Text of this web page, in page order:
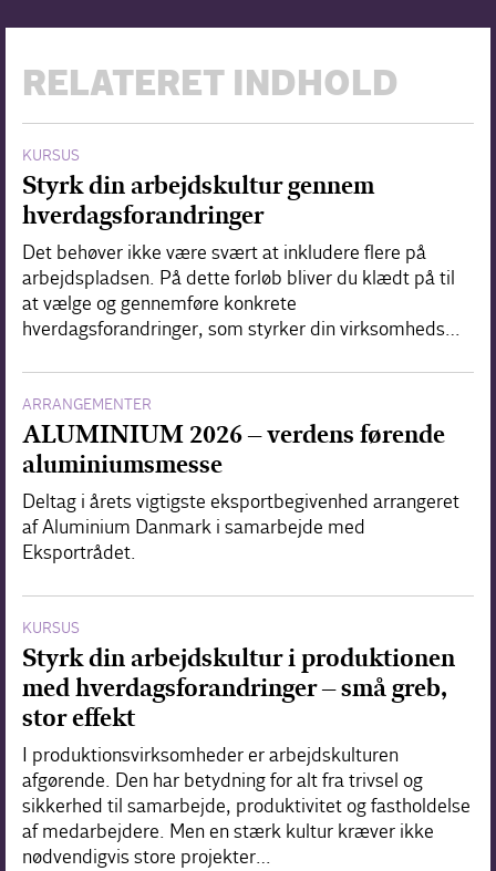
RELATERET INDHOLD
KURSUS
Styrk din arbejdskultur gennem
hverdagsforandringer
Det behøver ikke være svært at inkludere flere på
arbejdspladsen. På dette forløb bliver du klædt på til
at vælge og gennemføre konkrete
hverdagsforandringer, som styrker din virksomheds…
ARRANGEMENTER
ALUMINIUM 2026 – verdens førende
aluminiumsmesse
Deltag i årets vigtigste eksportbegivenhed arrangeret
af Aluminium Danmark i samarbejde med
Eksportrådet.
KURSUS
Styrk din arbejdskultur i produktionen
med hverdagsforandringer – små greb,
stor effekt
I produktionsvirksomheder er arbejdskulturen
afgørende. Den har betydning for alt fra trivsel og
sikkerhed til samarbejde, produktivitet og fastholdelse
af medarbejdere. Men en stærk kultur kræver ikke
nødvendigvis store projekter…